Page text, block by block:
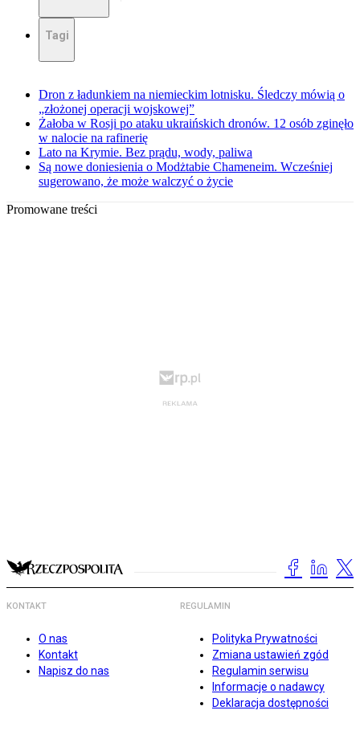
Tagi
Dron z ładunkiem na niemieckim lotnisku. Śledczy mówią o
„złożonej operacji wojskowej”
Żałoba w Rosji po ataku ukraińskich dronów. 12 osób zginęło
w nalocie na rafinerię
Lato na Krymie. Bez prądu, wody, paliwa
Są nowe doniesienia o Modżtabie Chameneim. Wcześniej
sugerowano, że może walczyć o życie
Promowane treści
KONTAKT
O nas
Kontakt
Napisz do nas
REGULAMIN
Polityka Prywatności
Zmiana ustawień zgód
Regulamin serwisu
Informacje o nadawcy
Deklaracja dostępności